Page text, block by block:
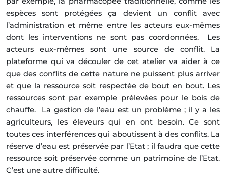
espèces sont protégées ça devient un conflit avec
l’administration et même entre les acteurs eux-mêmes
dont les interventions ne sont pas coordonnées. Les
acteurs eux-mêmes sont une source de conflit. La
plateforme qui va découler de cet atelier va aider à ce
que des conflits de cette nature ne puissent plus arriver
et que la ressource soit respectée de bout en bout. Les
ressources sont par exemple prélevées pour le bois de
chauffe. La gestion de l’eau est un problème ; il y a les
agriculteurs, les éleveurs qui en ont besoin. Ce sont
toutes ces interférences qui aboutissent à des conflits. La
réserve d’eau est préservée par l’Etat ; il faudra que cette
ressource soit préservée comme un patrimoine de l’Etat.
C’est une autre difficulté.